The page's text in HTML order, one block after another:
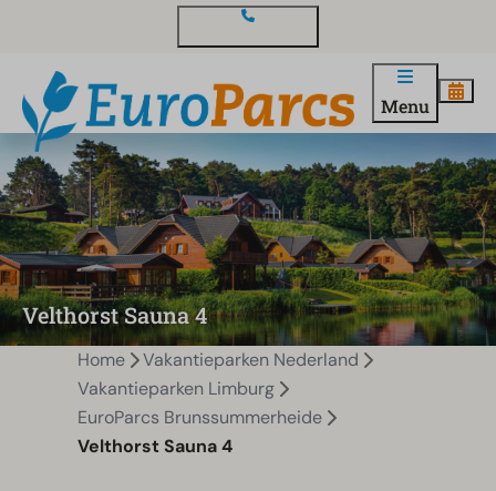
Menu
Velthorst Sauna 4
Home
Vakantieparken Nederland
Vakantieparken Limburg
EuroParcs Brunssummerheide
Velthorst Sauna 4